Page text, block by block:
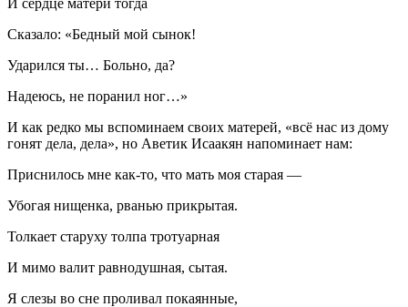
Сказало: «Бедный мой сынок!
Ударился ты… Больно, да?
Надеюсь, не поранил ног…»
И как редко мы вспоминаем своих матерей, «всё нас из дому
гонят дела, дела», но Аветик Исаакян напоминает нам:
Приснилось мне как-то, что мать моя старая —
Убогая нищенка, рванью прикрытая.
Толкает старуху толпа тротуарная
И мимо валит равнодушная, сытая.
Я слезы во сне проливал покаянные,